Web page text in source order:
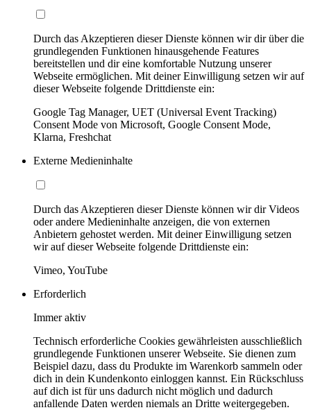
Durch das Akzeptieren dieser Dienste können wir dir über die
grundlegenden Funktionen hinausgehende Features
bereitstellen und dir eine komfortable Nutzung unserer
Webseite ermöglichen. Mit deiner Einwilligung setzen wir auf
dieser Webseite folgende Drittdienste ein:
Google Tag Manager, UET (Universal Event Tracking)
Consent Mode von Microsoft, Google Consent Mode,
Klarna, Freshchat
Externe Medieninhalte
Durch das Akzeptieren dieser Dienste können wir dir Videos
oder andere Medieninhalte anzeigen, die von externen
Anbietern gehostet werden. Mit deiner Einwilligung setzen
wir auf dieser Webseite folgende Drittdienste ein:
Vimeo, YouTube
Erforderlich
Immer aktiv
Technisch erforderliche Cookies gewährleisten ausschließlich
grundlegende Funktionen unserer Webseite. Sie dienen zum
Beispiel dazu, dass du Produkte im Warenkorb sammeln oder
dich in dein Kundenkonto einloggen kannst. Ein Rückschluss
auf dich ist für uns dadurch nicht möglich und dadurch
anfallende Daten werden niemals an Dritte weitergegeben.